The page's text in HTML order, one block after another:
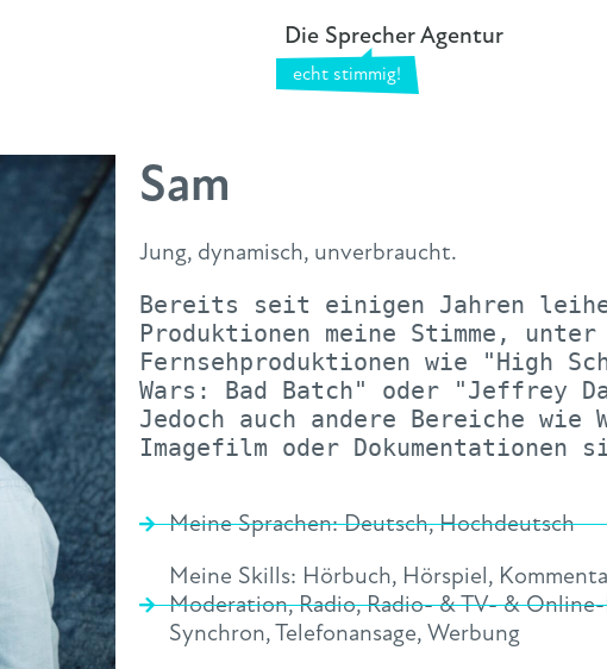
Die Sprecher Agentur
Sam
Jung, dynamisch, unverbraucht.
Bereits seit einigen Jahren
Produktionen meine Stimme, unter
Fernsehproduktionen wie "High
Wars: Bad Batch" oder "Jeffrey
Jedoch auch andere Bereiche wie
Imagefilm oder Dokumentationen
Meine Sprachen:Deutsch,Hochdeutsch
Meine Skills: Hörbuch, Hörspiel,
Moderation,Radio,Radio- & TV- &
Synchron,Telefonansage, Werbung